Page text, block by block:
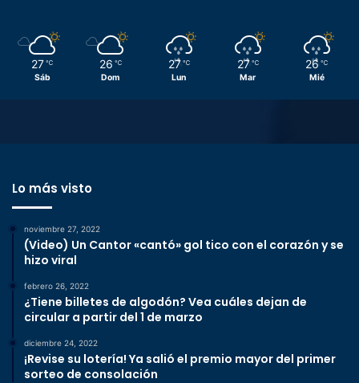
27 ℃
Sáb
26 ℃
Dom
27 ℃
Lun
27 ℃
Mar
26 ℃
Mié
Lo más visto
noviembre 27, 2022
(Video) Un Cantor «cantó» gol tico con el corazón y se
hizo viral
febrero 26, 2022
¿Tiene billetes de algodón? Vea cuáles dejan de
circular a partir del 1 de marzo
diciembre 24, 2022
¡Revise su lotería! Ya salió el premio mayor del primer
sorteo de consolación